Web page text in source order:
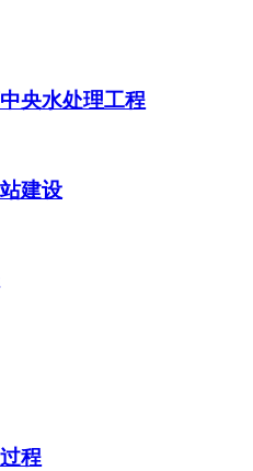
央水处理工程
建设
程